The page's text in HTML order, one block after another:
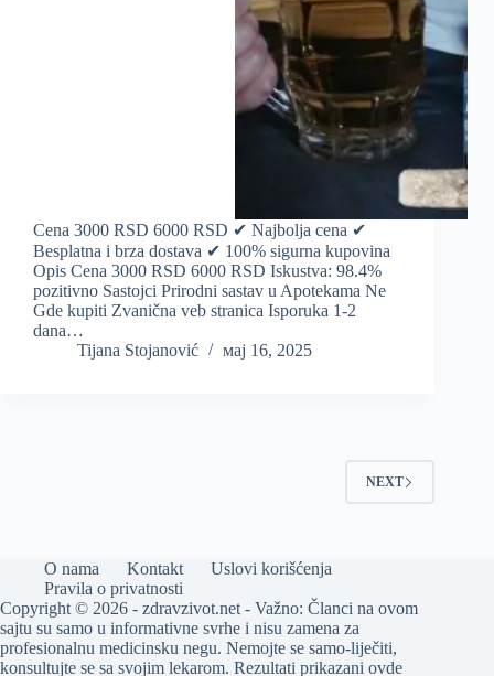
Cena 3000 RSD 6000 RSD ✔ Najbolja cena ✔
Besplatna i brza dostava ✔ 100% sigurna kupovina
Opis Cena 3000 RSD 6000 RSD Iskustva: 98.4%
pozitivno Sastojci Prirodni sastav u Apotekama Ne
Gde kupiti Zvanična veb stranica Isporuka 1-2
dana…
Tijana Stojanović
мај 16, 2025
NEXT
O nama Kontakt
Uslovi korišćenja
Pravila o privatnosti
Copyright © 2026 - zdravzivot.net - Važno: Članci na ovom
sajtu su samo u informativne svrhe i nisu zamena za
profesionalnu medicinsku negu. Nemojte se samo-liječiti,
konsultujte se sa svojim lekarom. Rezultati prikazani ovde